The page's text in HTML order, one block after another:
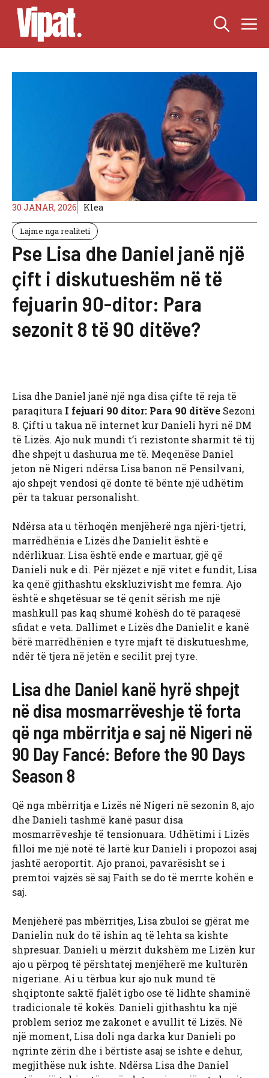
Skip
content
30 JANAR, 2026 Klea
Lajme nga realiteti
Pse Lisa dhe Daniel janë një
çift i diskutueshëm në të
fejuarin 90-ditor: Para
sezonit 8 të 90 ditëve?
Lisa dhe Daniel janë një nga disa çifte të reja të
paraqitura I fejuari 90 ditor: Para 90 ditëve Sezoni
8. Çifti u takua në internet kur Danieli hyri në DM
të Lizës. Ajo nuk mundi t’i rezistonte sharmit të tij
dhe shpejt u dashurua me të. Meqenëse Daniel
jeton në Nigeri ndërsa Lisa banon në Pensilvani,
ajo shpejt vendosi që donte të bënte një udhëtim
për ta takuar personalisht.
Ndërsa ata u tërhoqën menjëherë nga njëri-tjetri,
marrëdhënia e Lizës dhe Danielit është e
ndërlikuar. Lisa është ende e martuar, gjë që
Danieli nuk e di. Për njëzet e një vitet e fundit, Lisa
ka qenë gjithashtu ekskluzivisht me femra. Ajo
është e shqetësuar se të qenit sërish me një
mashkull pas kaq shumë kohësh do të paraqesë
sfidat e veta. Dallimet e Lizës dhe Danielit e kanë
bërë marrëdhënien e tyre mjaft të diskutueshme,
ndër të tjera në jetën e secilit prej tyre.
Lisa dhe Daniel kanë hyrë shpejt
në disa mosmarrëveshje të forta
që nga mbërritja e saj në Nigeri në
90 Day Fancé: Before the 90 Days
Season 8
Që nga mbërritja e Lizës në Nigeri në sezonin 8, ajo
dhe Danieli tashmë kanë pasur disa
mosmarrëveshje të tensionuara. Udhëtimi i Lizës
filloi me një notë të lartë kur Danieli i propozoi asaj
jashtë aeroportit. Ajo pranoi, pavarësisht se i
premtoi vajzës së saj Faith se do të merrte kohën e
saj.
Menjëherë pas mbërritjes, Lisa zbuloi se gjërat me
Danielin nuk do të ishin aq të lehta sa kishte
shpresuar. Danieli u mërzit dukshëm me Lizën kur
ajo u përpoq të përshtatej menjëherë me kulturën
nigeriane. Ai u tërbua kur ajo nuk mund të
shqiptonte saktë fjalët igbo ose të lidhte shaminë
tradicionale të kokës. Danieli gjithashtu ka një
problem serioz me zakonet e avullit të Lizës. Në
një moment, Lisa doli nga darka kur Danieli po
ngrinte zërin dhe i bërtiste asaj se ishte e dehur,
megjithëse nuk ishte. Ndërsa Lisa dhe Daniel